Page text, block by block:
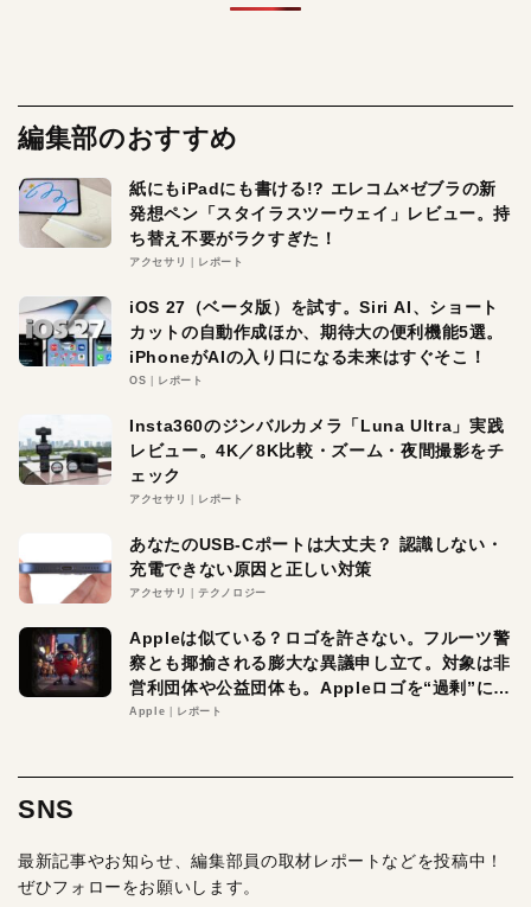
編集部のおすすめ
紙にもiPadにも書ける!? エレコム×ゼブラの新
発想ペン「スタイラスツーウェイ」レビュー。持
ち替え不要がラクすぎた！
アクセサリ レポート
iOS 27（ベータ版）を試す。Siri AI、ショート
カットの自動作成ほか、期待大の便利機能5選。
iPhoneがAIの入り口になる未来はすぐそこ！
OS レポート
Insta360のジンバルカメラ「Luna Ultra」実践
レビュー。4K／8K比較・ズーム・夜間撮影をチ
ェック
アクセサリ レポート
あなたのUSB-Cポートは大丈夫？ 認識しない・
充電できない原因と正しい対策
アクセサリ テクノロジー
Appleは似ている？ロゴを許さない。フルーツ警
察とも揶揄される膨大な異議申し立て。対象は非
営利団体や公益団体も。Appleロゴを“過剰”に守
る理由とは
Apple レポート
SNS
最新記事やお知らせ、編集部員の取材レポートなどを投稿中！
ぜひフォローをお願いします。